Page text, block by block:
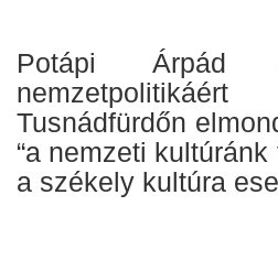
Potápi Árpád
Tusnádfürdőn
“a nemzeti
a székely kultúra